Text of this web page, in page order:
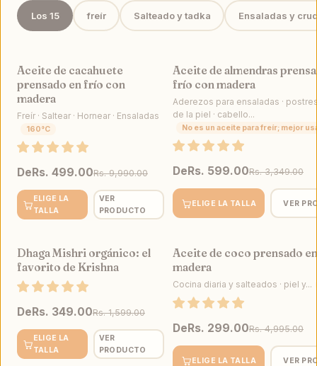
Los 15 freír Salteado y tadka Ensaladas y
VENTA
Aceite de cacahuete
prensado en frío con
madera
Freír · Saltear · Hornear · Ensaladas
160°C
DeRs. 499.00Rs. 9,990.00
ELIGE LA
TALLA
VER
PRODUCTO
Aceite de almendras
frío con madera
Aderezos para ensaladas ·
de la piel · cabello...
No es un aceite para freír; mejor
DeRs. 599.00Rs. 3,349.00
ELIGE LA TALLA VER
MEJOR VENDIDO VENTA
Dhaga Mishri orgánico: el
favorito de Krishna
DeRs. 349.00Rs. 1,599.00
ELIGE LA
TALLA
VER
PRODUCTO
Aceite de coco prensado
madera
Cocina diaria y salteados · piel y...
DeRs. 299.00Rs. 4,995.00
ELIGE LA TALLA VER